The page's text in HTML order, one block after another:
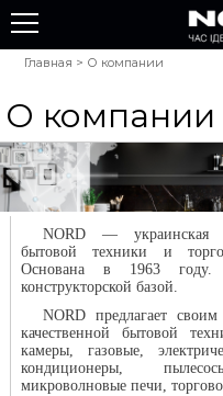
Главная > О компании
О компании
NORD — украинская
бытовой техники и
Основана в 1963 году.
конструкторской базой.
NORD предлагает
качественной бытовой
камеры, газовые,
кондиционеры,
микроволновые печи,